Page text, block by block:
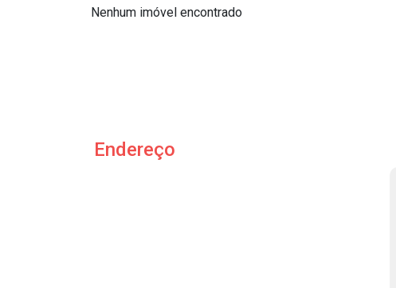
Nenhum imóvel encontrado
Endereço